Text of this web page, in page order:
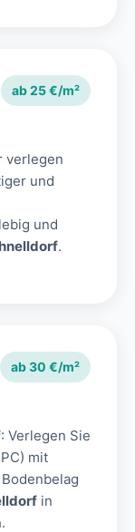
ab 25 €/m²
verlegen
und
und
.
ab 30 €/m²
: Verlegen Sie
mit
in